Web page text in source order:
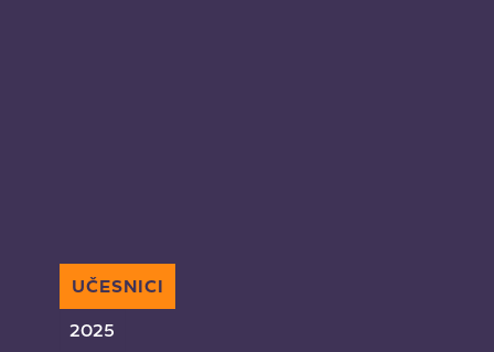
UČESNICI
2025